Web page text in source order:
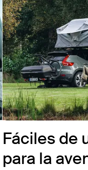
Fáciles de
para la